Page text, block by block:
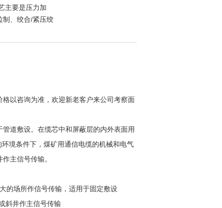
主要是压力加
制、绞合/紧压绞
格以咨询为准，欢迎新老客户来公司考察面
道敷设。在缆芯中和屏蔽层的内外表面用
境条件下，煤矿用通信电缆的机械和电气
主信号传输。
的场所作信号传输，适用于固定敷设
斜井作主信号传输